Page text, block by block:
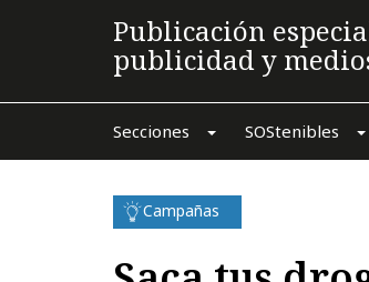
Publicación
publicidad y
Secciones SOStenibles
Campañas